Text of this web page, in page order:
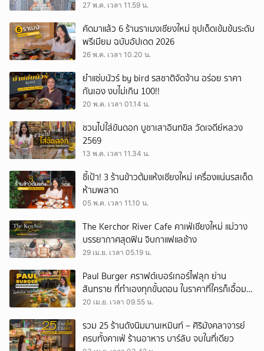
27 พ.ค. เวลา 11.59 น.
คัดมาแล้ว 6 ร้านราเมงเชียงใหม่ ซุปเด็ดเข้มข้นระดับ
พรีเมียม ฉบับอัปเดต 2026
26 พ.ค. เวลา 10.20 น.
ยำแซ่บนัวร์ by bird รสชาติจัดจ้าน อร่อย ราคา
กันเอง งบไม่เกิน 100!!
20 พ.ค. เวลา 01.14 น.
ชวนไปใส่ขันดอก บูชาเสาอินทขิล วัดเจดีย์หลวง
2569
13 พ.ค. เวลา 11.34 น.
ชี้เป้า! 3 ร้านข้าวต้มแห้งเชียงใหม่ เครื่องแน่นรสเด็ด
ห้ามพลาด
05 พ.ค. เวลา 11.10 น.
The Kerchor River Cafe คาเฟ่เชียงใหม่ แม่วาง
บรรยากาศสุดฟิน จิบกาแฟแลช้าง
29 เม.ย. เวลา 05.19 น.
Paul Burger คราฟต์เบอร์เกอร์ไฟลุก ย่าน
สันทราย ที่ทำเองทุกขั้นตอน ในราคาที่ใครก็เอื้อม
ถึง
20 เม.ย. เวลา 09.55 น.
รวม 25 ร้านดังนิมมานเหมินท์ – ศิริมังคลาจารย์
ครบทั้งคาเฟ่ ร้านอาหาร บาร์ลับ จบในที่เดียว